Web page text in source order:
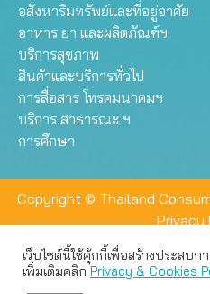
อสังหาริมทรัพย์และที่อยู่อาศัย
อาหาร ยา และผลิตภัณฑ์ฯ
บริการสุขภาพ
สินค้าและบริการทั่วไป
การสื่อสาร โทรคมนาคมฯ
บริการ สาธารณะ ฯ
การศึกษา
Copyright © Thailand
Privacy
เว็บไซต์นี้ใช้คุ้กกี้เพื่อสร้างประส
เพิ่มเติมคลิกPrivacy & Cookies
เว็บไซต์นี้ใช้คุกกี้เพื่อมอบประสบ
สามารถเลือกตั้งค่าความเป็นส่วนตัว